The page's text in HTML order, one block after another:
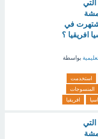
في
اسيا افريقيا ؟
بواسطة
استخدمت
المنسوجات
اسيا افريقيا